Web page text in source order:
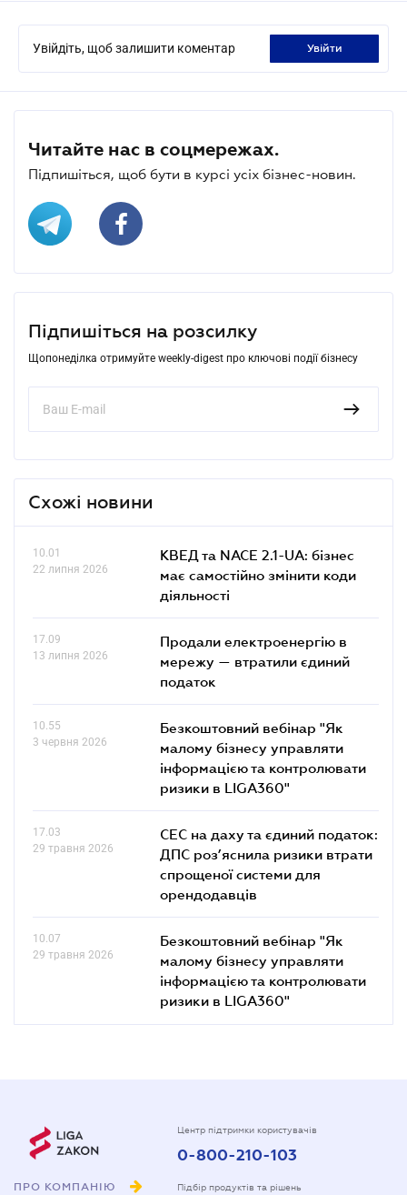
Увійдіть, щоб залишити коментар увійти
Читайте нас в соцмережах.
Підпишіться, щоб бути в курсі усіх бізнес-новин.
Підпишіться на розсилку
Щопонеділка отримуйте weekly-digest про ключові події бізнесу
Схожі новини
10.01
22 липня 2026
КВЕД та NACE 2.1-UA: бізнес
має самостійно змінити коди
діяльності
17.09
13 липня 2026
Продали електроенергію в
мережу — втратили єдиний
податок
10.55
3 червня 2026
Безкоштовний вебінар "Як
малому бізнесу управляти
інформацією та контролювати
ризики в LIGA360"
17.03
29 травня 2026
СЕС на даху та єдиний податок:
ДПС роз’яснила ризики втрати
спрощеної системи для
орендодавців
10.07
29 травня 2026
Безкоштовний вебінар "Як
малому бізнесу управляти
інформацією та контролювати
ризики в LIGA360"
ПРО КОМПАНІЮ
Центр підтримки користувачів
0-800-210-103
Підбір продуктів та рішень